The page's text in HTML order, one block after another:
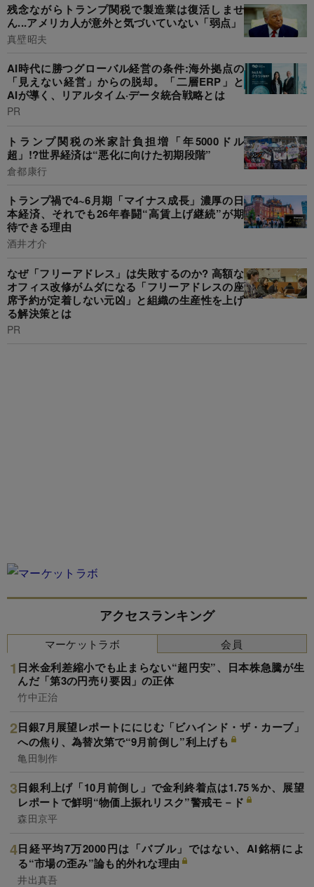
残念ながらトランプ関税で製造業は復活しませ
ん...アメリカ人が意外と気づいていない「弱点」
真壁昭夫
AI時代に勝つグローバル経営の条件:海外拠点の
「見えない経営」からの脱却。「二層ERP」と
AIが導く、リアルタイム·データ統合戦略とは
PR
トランプ関税の米家計負担増「年5000ドル
超」!?世界経済は“悪化に向けた初期段階”
倉都康行
トランプ禍で4~6月期「マイナス成長」濃厚の日
本経済、それでも26年春闘“高賃上げ継続”が期
待できる理由
酒井才介
なぜ「フリーアドレス」は失敗するのか? 高額な
オフィス改修がムダになる「フリーアドレスの座
席予約が定着しない元凶」と組織の生産性を上げ
る解決策とは
PR
アクセスランキング
マーケットラボ
日米金利差縮小でも止まらない“超円安”、日本株急騰が生
んだ「第3の円売り要因」の正体
竹中正治
日銀7月展望レポートににじむ「ビハインド・ザ・カーブ」
への焦り、為替次第で“9月前倒し”利上げも
亀田制作
日銀利上げ「10月前倒し」で金利終着点は1.75％か、展望
レポートで鮮明“物価上振れリスク”警戒モ－ド
森田京平
日経平均7万2000円は「バブル」ではない、AI銘柄によ
る“市場の歪み”論も的外れな理由
井出真吾
会員